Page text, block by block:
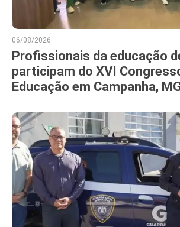
06/08/2026
Profissionais da educação
participam do XVI
Educação em Campanha,